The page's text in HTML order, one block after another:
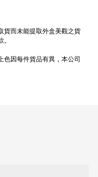
貨而未能提取外盒美觀之貨
色因每件貨品有異，本公司